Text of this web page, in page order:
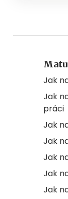
Jak
Jak
práci
Jak
Jak
Jak
Jak
Jak